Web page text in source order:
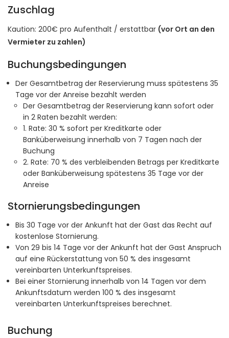
Zuschlag
Kaution: 200€ pro Aufenthalt / erstattbar (vor Ort an den
Vermieter zu zahlen)
Buchungsbedingungen
Der Gesamtbetrag der Reservierung muss spätestens 35
Tage vor der Anreise bezahlt werden
Der Gesamtbetrag der Reservierung kann sofort oder
in 2 Raten bezahlt werden:
1. Rate: 30 % sofort per Kreditkarte oder
Banküberweisung innerhalb von 7 Tagen nach der
Buchung
2. Rate: 70 % des verbleibenden Betrags per Kreditkarte
oder Banküberweisung spätestens 35 Tage vor der
Anreise
Stornierungsbedingungen
Bis 30 Tage vor der Ankunft hat der Gast das Recht auf
kostenlose Stornierung.
Von 29 bis 14 Tage vor der Ankunft hat der Gast Anspruch
auf eine Rückerstattung von 50 % des insgesamt
vereinbarten Unterkunftspreises.
Bei einer Stornierung innerhalb von 14 Tagen vor dem
Ankunftsdatum werden 100 % des insgesamt
vereinbarten Unterkunftspreises berechnet.
Buchung